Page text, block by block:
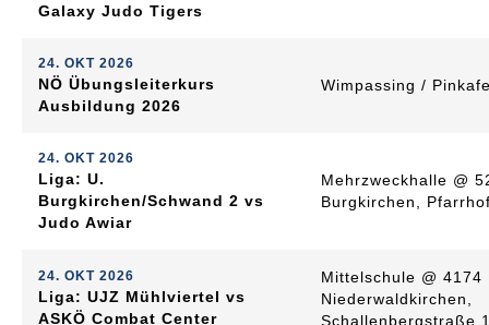
Galaxy Judo Tigers
24. OKT 2026
NÖ Übungsleiterkurs
Ausbildung 2026
Wimpassing /
24. OKT 2026
Liga: U.
Burgkirchen/Schwand 2 vs
Judo Awiar
Mehrzweckhalle @
Burgkirchen,
24. OKT 2026
Liga: UJZ Mühlviertel vs
ASKÖ Combat Center
Mittelschule @ 4174
Niederwaldkirchen,
Schallenbergstraße